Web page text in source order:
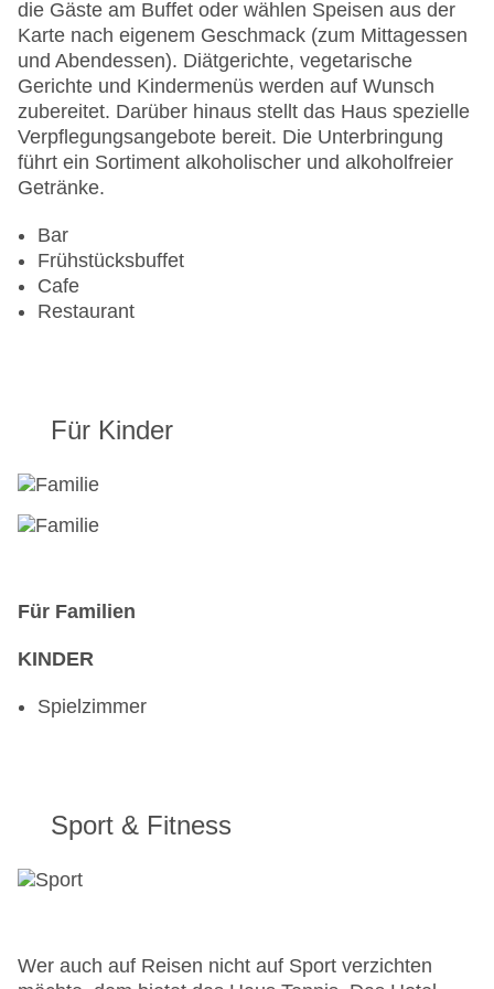
Mastercard, Visa
Landeskategorie: 4 Sterne
die Gäste am Buffet oder wählen Speisen aus der
Karte nach eigenem Geschmack (zum Mittagessen
und Abendessen). Diätgerichte, vegetarische
Gerichte und Kindermenüs werden auf Wunsch
zubereitet. Darüber hinaus stellt das Haus spezielle
Verpflegungsangebote bereit. Die Unterbringung
führt ein Sortiment alkoholischer und alkoholfreier
Getränke.
Bar
Frühstücksbuffet
Cafe
Restaurant
Für Kinder
Für Familien
KINDER
Spielzimmer
Sport & Fitness
Wer auch auf Reisen nicht auf Sport verzichten